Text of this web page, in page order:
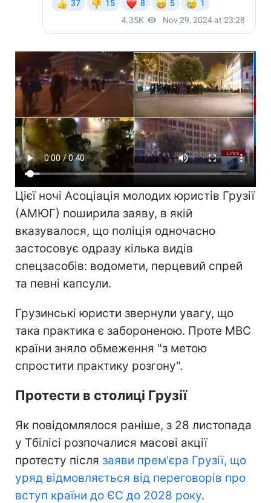
Цієї ночі Асоціація молодих юристів Грузії
(АМЮГ) поширила заяву, в якій
вказувалося, що поліція одночасно
застосовує одразу кілька видів
спецзасобів: водомети, перцевий спрей
та певні капсули.
Грузинські юристи звернули увагу, що
така практика є забороненою. Проте МВС
країни зняло обмеження "з метою
спростити практику розгону".
Протести в столиці Грузії
Як повідомлялося раніше, з 28 листопада
у Тбілісі розпочалися масові акції
протесту після заяви прем'єра Грузії, що
уряд відмовляється від переговорів про
вступ країни до ЄС до 2028 року.